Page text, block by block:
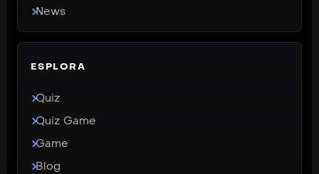
News
ESPLORA
Quiz
Quiz Game
Game
Blog